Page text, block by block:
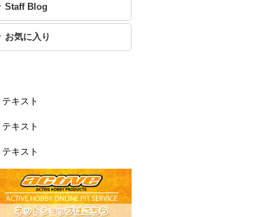
Staff Blog
お気に入り
テキスト
テキスト
テキスト